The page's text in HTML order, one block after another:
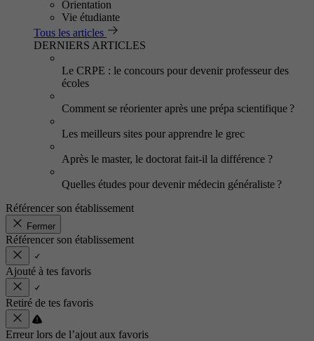
Orientation
Vie étudiante
Tous les articles
DERNIERS ARTICLES
Le CRPE : le concours pour devenir professeur des
écoles
Comment se réorienter après une prépa scientifique ?
Les meilleurs sites pour apprendre le grec
Après le master, le doctorat fait-il la différence ?
Quelles études pour devenir médecin généraliste ?
Référencer son établissement
Fermer
Référencer son établissement
Ajouté à tes favoris
Retiré de tes favoris
Erreur lors de l’ajout aux favoris